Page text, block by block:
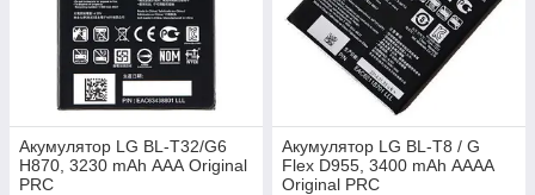
Акумулятор LG BL-T32/G6
H870, 3230 mAh ААА Original
PRC
Акумулятор LG BL-T8 / G
Flex D955, 3400 mAh АААА
Original PRC